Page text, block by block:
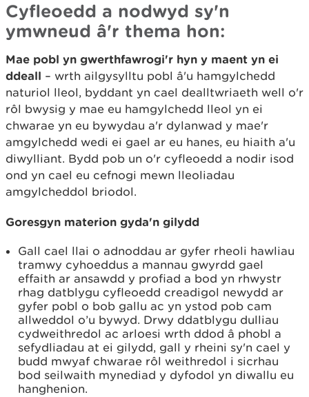
Cyfleoedd a nodwyd sy'n
ymwneud â'r thema hon:
Mae pobl yn gwerthfawrogi'r hyn y maent yn ei
ddeall – wrth ailgysylltu pobl â'u hamgylchedd
naturiol lleol, byddant yn cael dealltwriaeth well o'r
rôl bwysig y mae eu hamgylchedd lleol yn ei
chwarae yn eu bywydau a'r dylanwad y mae'r
amgylchedd wedi ei gael ar eu hanes, eu hiaith a'u
diwylliant. Bydd pob un o'r cyfleoedd a nodir isod
ond yn cael eu cefnogi mewn lleoliadau
amgylcheddol briodol.
Goresgyn materion gyda'n gilydd
Gall cael llai o adnoddau ar gyfer rheoli hawliau
tramwy cyhoeddus a mannau gwyrdd gael
effaith ar ansawdd y profiad a bod yn rhwystr
rhag datblygu cyfleoedd creadigol newydd ar
gyfer pobl o bob gallu ac yn ystod pob cam
allweddol o’u bywyd. Drwy ddatblygu dulliau
cydweithredol ac arloesi wrth ddod â phobl a
sefydliadau at ei gilydd, gall y rheini sy'n cael y
budd mwyaf chwarae rôl weithredol i sicrhau
bod seilwaith mynediad y dyfodol yn diwallu eu
hanghenion.